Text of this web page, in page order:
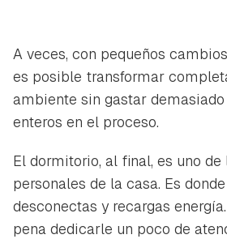
A veces, con pequeños
es posible transformar
ambiente sin gastar
enteros en el proceso.
El dormitorio, al final, es uno
personales de la casa. Es
desconectas y recargas
pena dedicarle un poco de